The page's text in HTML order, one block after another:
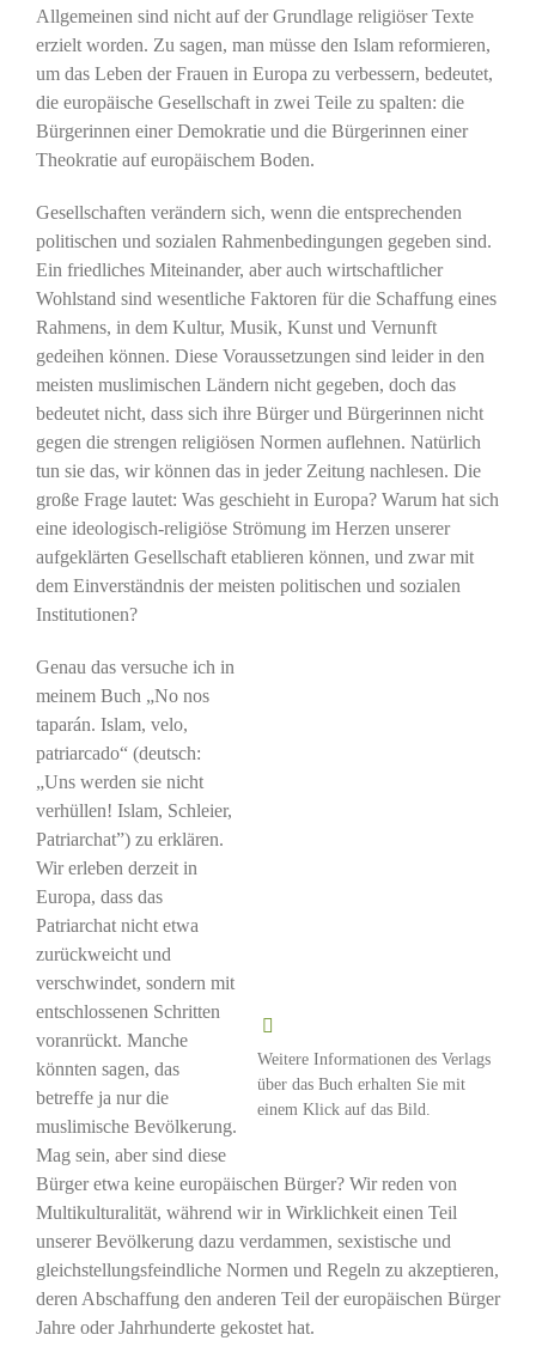
Allgemeinen sind nicht auf der Grundlage religiöser Texte
erzielt worden. Zu sagen, man müsse den Islam reformieren,
um das Leben der Frauen in Europa zu verbessern, bedeutet,
die europäische Gesellschaft in zwei Teile zu spalten: die
Bürgerinnen einer Demokratie und die Bürgerinnen einer
Theokratie auf europäischem Boden.
Gesellschaften verändern sich, wenn die entsprechenden
politischen und sozialen Rahmenbedingungen gegeben sind.
Ein friedliches Miteinander, aber auch wirtschaftlicher
Wohlstand sind wesentliche Faktoren für die Schaffung eines
Rahmens, in dem Kultur, Musik, Kunst und Vernunft
gedeihen können. Diese Voraussetzungen sind leider in den
meisten muslimischen Ländern nicht gegeben, doch das
bedeutet nicht, dass sich ihre Bürger und Bürgerinnen nicht
gegen die strengen religiösen Normen auflehnen. Natürlich
tun sie das, wir können das in jeder Zeitung nachlesen. Die
große Frage lautet: Was geschieht in Europa? Warum hat sich
eine ideologisch-religiöse Strömung im Herzen unserer
aufgeklärten Gesellschaft etablieren können, und zwar mit
dem Einverständnis der meisten politischen und sozialen
Institutionen?
Weitere Informationen des Verlags
über das Buch erhalten Sie mit
einem Klick auf das Bild.
Genau das versuche ich in
meinem Buch „No nos
taparán. Islam, velo,
patriarcado“ (deutsch:
„Uns werden sie nicht
verhüllen! Islam, Schleier,
Patriarchat”) zu erklären.
Wir erleben derzeit in
Europa, dass das
Patriarchat nicht etwa
zurückweicht und
verschwindet, sondern mit
entschlossenen Schritten
voranrückt. Manche
könnten sagen, das
betreffe ja nur die
muslimische Bevölkerung.
Mag sein, aber sind diese
Bürger etwa keine europäischen Bürger? Wir reden von
Multikulturalität, während wir in Wirklichkeit einen Teil
unserer Bevölkerung dazu verdammen, sexistische und
gleichstellungsfeindliche Normen und Regeln zu akzeptieren,
deren Abschaffung den anderen Teil der europäischen Bürger
Jahre oder Jahrhunderte gekostet hat.